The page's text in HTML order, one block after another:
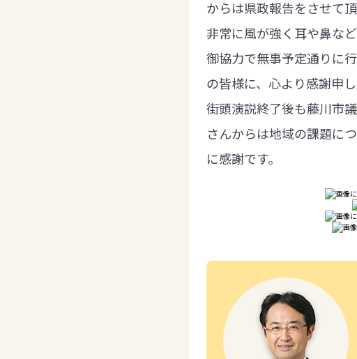
からは県政報告をさせて頂
非常に風が強く耳や鼻な
御協力で無事予定通りに
の皆様に、心より感謝申し
街頭演説終了後も藤川市
さんからは地域の課題に
に感謝です。